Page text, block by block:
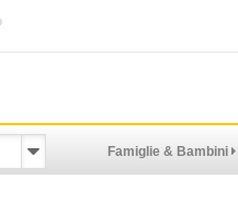
Famiglie & Bambini